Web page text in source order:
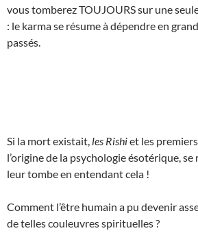
vous tomberez TOUJOURS sur une
: le karma se résume à dépendre en
passés.
Si la mort existait, les Rishiet les
l’origine de la psychologie ésotérique,
leur tombe en entendant cela !
Comment l’être humain a pu devenir
de telles couleuvres spirituelles ?